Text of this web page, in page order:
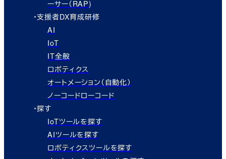
ーサー（RAP)
・支援者DX育成研修
AI
IoT
IT全般
ロボティクス
オートメーション（自動化）
ノーコードローコード
・探す
IoTツールを探す
AIツールを探す
ロボティクスツールを探す